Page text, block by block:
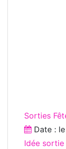
Sorties
Date : le
Idée sortie